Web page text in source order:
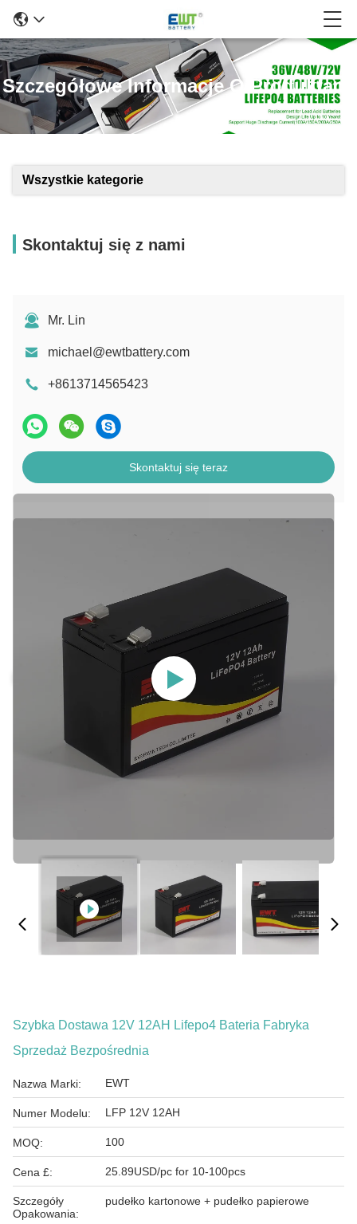
Szczegółowe Informacje O Produktach
Wszystkie kategorie
Skontaktuj się z nami
Mr. Lin
michael@ewtbattery.com
+8613714565423
Skontaktuj się teraz
Szybka Dostawa 12V 12AH Lifepo4 Bateria Fabryka
Sprzedaż Bezpośrednia
Nazwa Marki: EWT
Numer Modelu: LFP 12V 12AH
MOQ: 100
Cena £: 25.89USD/pc for 10-100pcs
Szczegóły
Opakowania:
pudełko kartonowe + pudełko papierowe